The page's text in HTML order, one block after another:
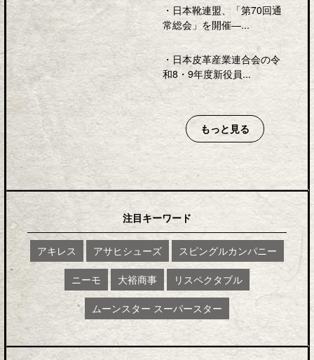
・ 日本靴連盟、「第70回通
常総会」を開催―...
・ 日本皮革産業連合会の令
和8・9年度新役員...
もっと見る
注目キーワード
アキレス アサヒシューズ スピングルカンパニー
ニーモ 大裕商事 リスペクタブル
ムーンスター スーパースター